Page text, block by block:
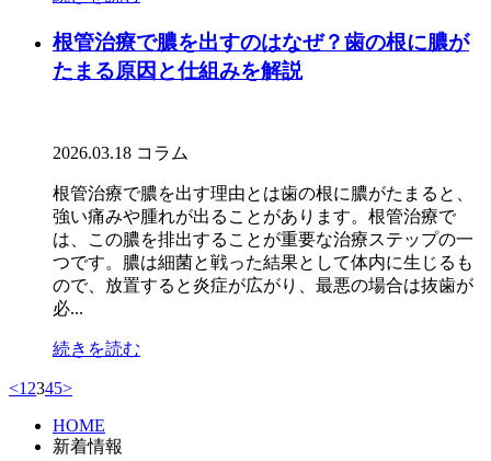
根管治療で膿を出すのはなぜ？歯の根に膿が
たまる原因と仕組みを解説
2026.03.18 コラム
根管治療で膿を出す理由とは歯の根に膿がたまると、
強い痛みや腫れが出ることがあります。根管治療で
は、この膿を排出することが重要な治療ステップの一
つです。膿は細菌と戦った結果として体内に生じるも
ので、放置すると炎症が広がり、最悪の場合は抜歯が
必...
続きを読む
<1 2345>
HOME
新着情報